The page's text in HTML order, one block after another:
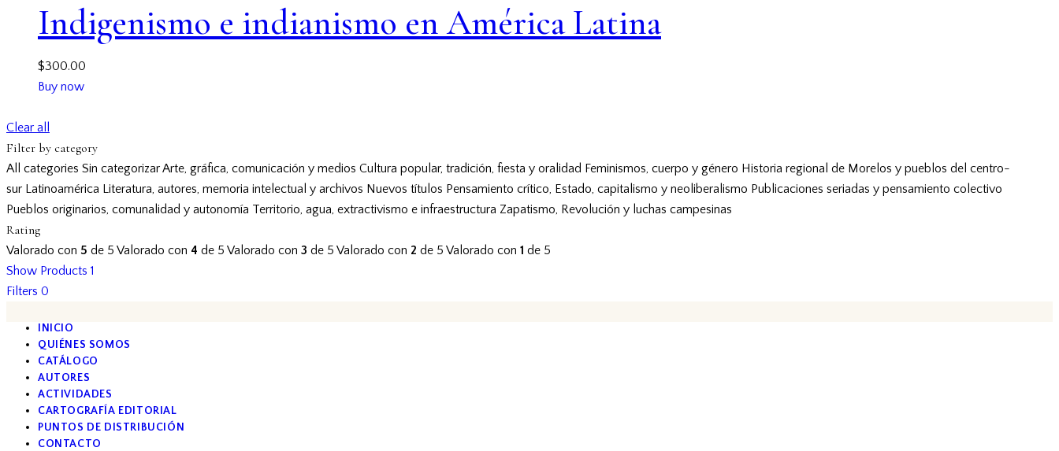
Indigenismo e indianismo en América Latina
$300.00
Buy now
Clear all
Filter by category
All categories Sin categorizarArte, gráfica, comunicación y medios Cultura popular, tradición, fiesta y oralidad Feminismos, cuerpo y género Historia regional de Morelos y pueblos del centro-
sur Latinoamérica Literatura, autores, memoria intelectual y archivos Nuevos títulos Pensamiento crítico, Estado, capitalismo y neoliberalismo Publicaciones seriadas y pensamiento colectivo
Pueblos originarios, comunalidad y autonomía Territorio, agua, extractivismo e infraestructura Zapatismo, Revolución y luchas campesinas
Rating
Valorado con 5 de 5 Valorado con 4 de 5 Valorado con 3 de 5 Valorado con 2 de 5 Valorado con 1 de 5
Show Products 1
Filters 0
INICIO
QUIÉNES SOMOS
CATÁLOGO
AUTORES
ACTIVIDADES
CARTOGRAFÍA EDITORIAL
PUNTOS DE DISTRIBUCIÓN
CONTACTO